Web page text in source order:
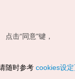
点击“同意"键，
随时参考 cookies设